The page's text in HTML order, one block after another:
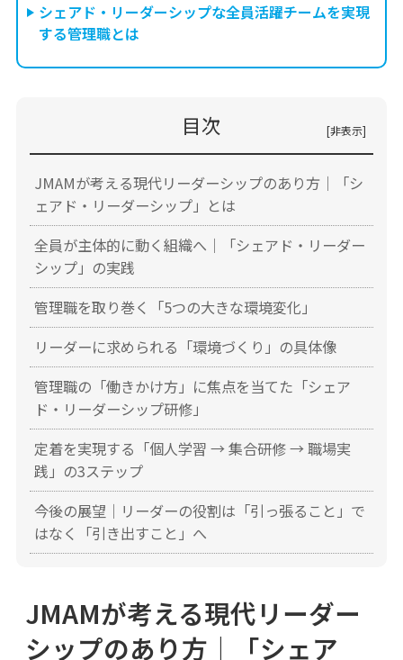
シェアド・リーダーシップな全員活躍チームを実現
する管理職とは
目次
JMAMが考える現代リーダーシップのあり方｜「シ
ェアド・リーダーシップ」とは
全員が主体的に動く組織へ｜「シェアド・リーダー
シップ」の実践
管理職を取り巻く「5つの大きな環境変化」
リーダーに求められる「環境づくり」の具体像
管理職の「働きかけ方」に焦点を当てた「シェア
ド・リーダーシップ研修」
定着を実現する「個人学習 → 集合研修 → 職場実
践」の3ステップ
今後の展望｜リーダーの役割は「引っ張ること」で
はなく「引き出すこと」へ
JMAMが考える現代リーダー
シップのあり方｜「シェア